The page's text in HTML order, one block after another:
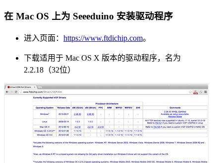
在 Mac OS 上为 Seeeduino 安装驱动程序
进入页面： https://www.ftdichip.com。
下载适用于 Mac OS X 版本的驱动程序，名为
2.2.18（32位）